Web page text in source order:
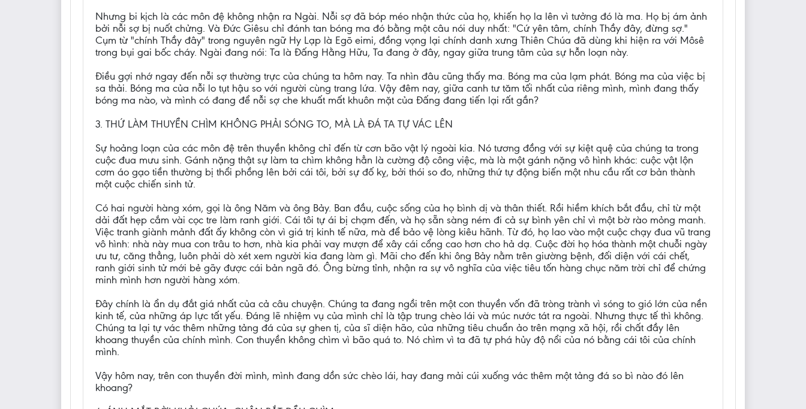
Nhưng bi kịch là các môn đệ không nhận ra Ngài. Nỗi sợ đã bóp méo nhận thức của họ, khiến họ la lên vì tưởng đó là ma. Họ bị ám ảnh
bởi nỗi sợ bị nuốt chửng. Và Đức Giêsu chỉ đánh tan bóng ma đó bằng một câu nói duy nhất: "Cứ yên tâm, chính Thầy đây, đừng sợ."
Cụm từ "chính Thầy đây" trong nguyên ngữ Hy Lạp là Egō eimi, đồng vọng lại chính danh xưng Thiên Chúa đã dùng khi hiện ra với Môsê
trong bụi gai bốc cháy. Ngài đang nói: Ta là Đấng Hằng Hữu, Ta đang ở đây, ngay giữa trung tâm của sự hỗn loạn này.
Điều gợi nhớ ngay đến nỗi sợ thường trực của chúng ta hôm nay. Ta nhìn đâu cũng thấy ma. Bóng ma của lạm phát. Bóng ma của việc bị
sa thải. Bóng ma của nỗi lo tụt hậu so với người cùng trang lứa. Vậy đêm nay, giữa canh tư tăm tối nhất của riêng mình, mình đang thấy
bóng ma nào, và mình có đang để nỗi sợ che khuất mất khuôn mặt của Đấng đang tiến lại rất gần?
3. THỨ LÀM THUYỀN CHÌM KHÔNG PHẢI SÓNG TO, MÀ LÀ ĐÁ TA TỰ VÁC LÊN
Sự hoảng loạn của các môn đệ trên thuyền không chỉ đến từ cơn bão vật lý ngoài kia. Nó tương đồng với sự kiệt quệ của chúng ta trong
cuộc đua mưu sinh. Gánh nặng thật sự làm ta chìm không hẳn là cường độ công việc, mà là một gánh nặng vô hình khác: cuộc vật lộn
cơm áo gạo tiền thường bị thổi phồng lên bởi cái tôi, bởi sự đố kỵ, bởi thói so đo, những thứ tự động biến một nhu cầu rất cơ bản thành
một cuộc chiến sinh tử.
Có hai người hàng xóm, gọi là ông Năm và ông Bảy. Ban đầu, cuộc sống của họ bình dị và thân thiết. Rồi hiềm khích bắt đầu, chỉ từ một
dải đất hẹp cắm vài cọc tre làm ranh giới. Cái tôi tự ái bị chạm đến, và họ sẵn sàng ném đi cả sự bình yên chỉ vì một bờ rào mỏng manh.
Việc tranh giành mảnh đất ấy không còn vì giá trị kinh tế nữa, mà để bảo vệ lòng kiêu hãnh. Từ đó, họ lao vào một cuộc chạy đua vũ trang
vô hình: nhà này mua con trâu to hơn, nhà kia phải vay mượn để xây cái cổng cao hơn cho hả dạ. Cuộc đời họ hóa thành một chuỗi ngày
ưu tư, căng thẳng, luôn phải dò xét xem người kia đang làm gì. Mãi cho đến khi ông Bảy nằm trên giường bệnh, đối diện với cái chết,
ranh giới sinh tử mới bẻ gãy được cái bản ngã đó. Ông bừng tỉnh, nhận ra sự vô nghĩa của việc tiêu tốn hàng chục năm trời chỉ để chứng
minh mình hơn người hàng xóm.
Đây chính là ẩn dụ đắt giá nhất của cả câu chuyện. Chúng ta đang ngồi trên một con thuyền vốn đã tròng trành vì sóng to gió lớn của nền
kinh tế, của những áp lực tất yếu. Đáng lẽ nhiệm vụ của mình chỉ là tập trung chèo lái và múc nước tát ra ngoài. Nhưng thực tế thì không.
Chúng ta lại tự vác thêm những tảng đá của sự ghen tị, của sĩ diện hão, của những tiêu chuẩn ảo trên mạng xã hội, rồi chất đầy lên
khoang thuyền của chính mình. Con thuyền không chìm vì bão quá to. Nó chìm vì ta đã tự phá hủy độ nổi của nó bằng cái tôi của chính
mình.
Vậy hôm nay, trên con thuyền đời mình, mình đang dồn sức chèo lái, hay đang mải cúi xuống vác thêm một tảng đá so bì nào đó lên
khoang?